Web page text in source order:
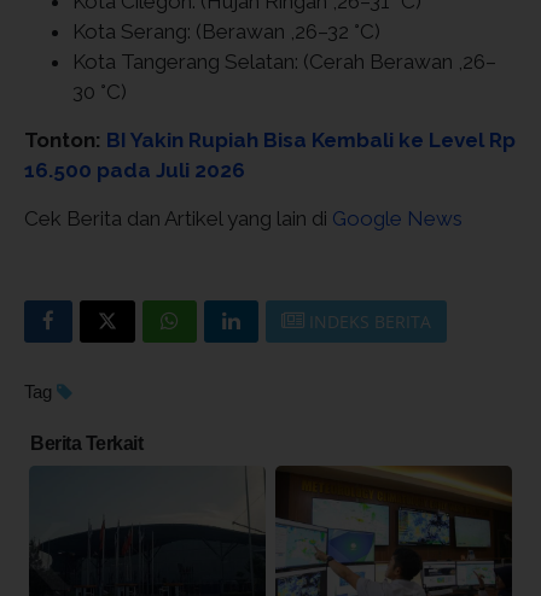
Kota Serang: (Berawan ,26–32 °C)
Kota Tangerang Selatan: (Cerah Berawan ,26–
30 °C)
Tonton: BI Yakin Rupiah Bisa Kembali ke Level Rp
16.500 pada Juli 2026
Cek Berita dan Artikel yang lain di Google News
INDEKS BERITA
Tag
Berita Terkait